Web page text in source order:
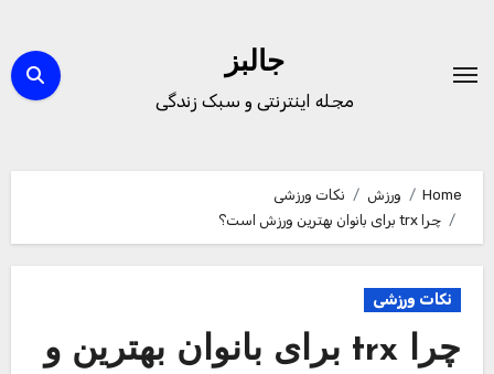
content
جالبز
مجله اینترنتی و سبک زندگی
Home ورزش
نکات ورزشی
چرا trx برای بانوان بهترین ورزش است؟
نکات ورزشی
چرا trx برای بانوان بهترین و